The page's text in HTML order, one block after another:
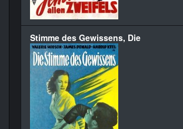
Stimme des Gewissens, Die